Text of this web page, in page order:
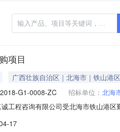
项目
广西壮族自治区｜北海市｜铁山港区
G1-0008-ZC 招标单位： 北海
诚工程咨询有限公司受北海市铁山港
区勤工俭学管理办公室采购单位地
17